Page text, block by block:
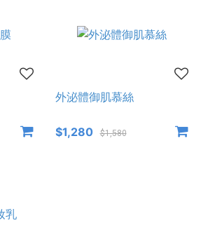
外泌體御肌慕絲
$1,280 $1,580